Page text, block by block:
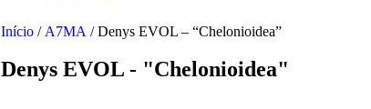
Início / A7MA / Denys EVOL – “Chelonioidea”
Denys EVOL - "Chelonioidea"